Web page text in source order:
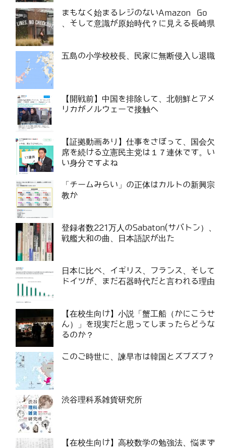
まもなく始まるレジのないAmazon Go
、そして意識が原始時代？に見える長崎県
五島の小学校校長、民家に無断侵入し退職
【開戦前】中国を排除して、北朝鮮とアメ
リカがノルウェーで接触へ
【証拠動画あり】仕事をさぼって、国会欠
席を続ける立憲民主党は１７連休です。い
い身分ですよね
「チームみらい」の正体はカルトの新興宗
教か
登録者数221万人のSabaton(サバトン）、
戦艦大和の曲、日本語訳が出た
日本に比べ、イギリス、フランス、そして
ドイツが、まだ石器時代だと言われる理由
【在校生向け】小説「蟹工船（かにこうせ
ん）」を現実だと思ってしまったらどうな
るのか？
このご時世に、諫早市は韓国とズブズブ？
渋谷理科系雑貨研究所
【在校生向け】高校数学の勉強法、悩まず